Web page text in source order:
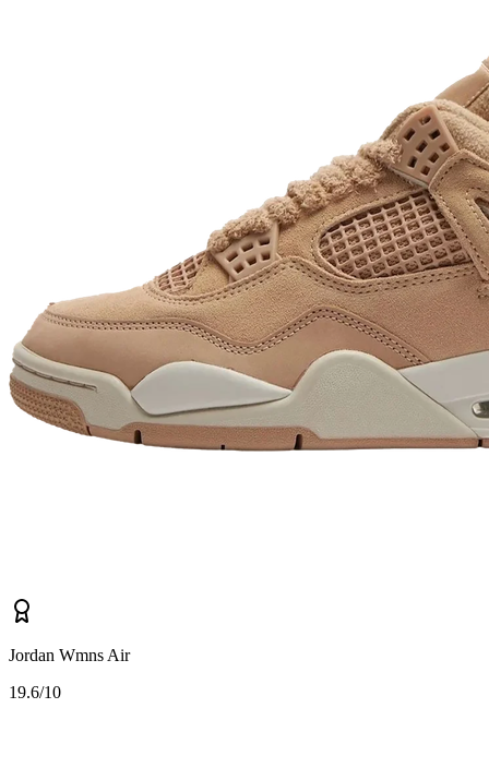
Jordan Wmns Air
19.6/10